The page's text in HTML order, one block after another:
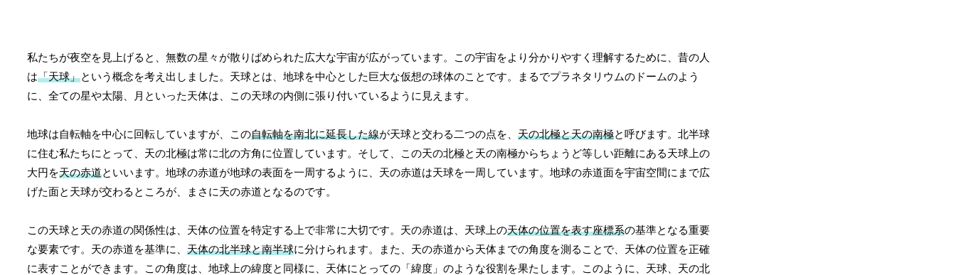
私たちが夜空を見上げると、無数の星々が散りばめられた広大な宇宙が広がっています。この宇宙をより分かりやすく理解するために、昔の人
は「天球」という概念を考え出しました。天球とは、地球を中心とした巨大な仮想の球体のことです。まるでプラネタリウムのドームのよう
に、全ての星や太陽、月といった天体は、この天球の内側に張り付いているように見えます。
地球は自転軸を中心に回転していますが、この自転軸を南北に延長した線が天球と交わる二つの点を、 天の北極と天の南極と呼びます。北半球
に住む私たちにとって、天の北極は常に北の方角に位置しています。そして、この天の北極と天の南極からちょうど等しい距離にある天球上の
大円を天の赤道といいます。地球の赤道が地球の表面を一周するように、天の赤道は天球を一周しています。地球の赤道面を宇宙空間にまで広
げた面と天球が交わるところが、まさに天の赤道となるのです。
この天球と天の赤道の関係性は、天体の位置を特定する上で非常に大切です。天の赤道は、天球上の天体の位置を表す座標系の基準となる重要
な要素です。天の赤道を基準に、 天体の北半球と南半球に分けられます。また、天の赤道から天体までの角度を測ることで、天体の位置を正確
に表すことができます。この角度は、地球上の緯度と同様に、天体にとっての「緯度」のような役割を果たします。このように、天球、天の北